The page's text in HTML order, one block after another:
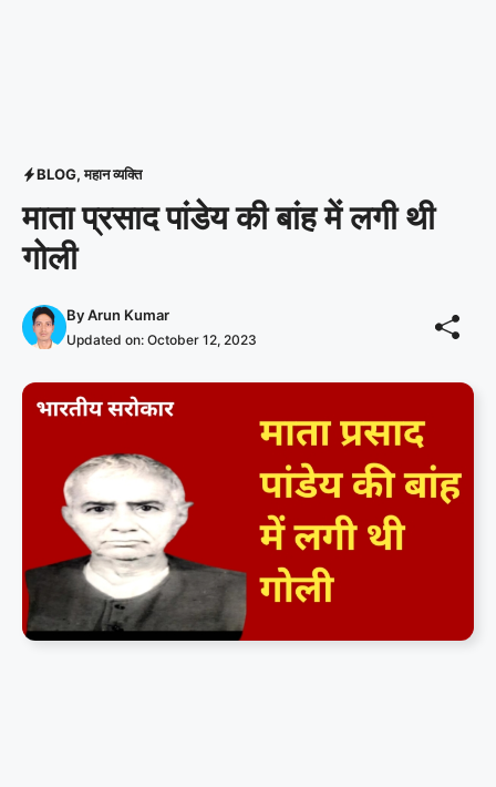
BLOG,महान व्यक्ति
माता प्रसाद पांडेय की बांह में लगी थी
गोली
ByArun Kumar
Updated on: October 12, 2023